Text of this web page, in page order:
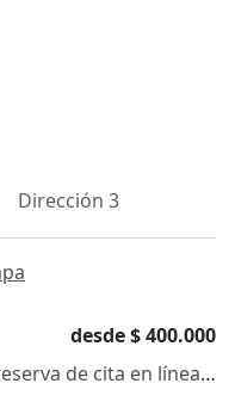
Dirección 3
desde $ 400.000
Este especialista no ofrece reserva de cita en línea en esta dirección.